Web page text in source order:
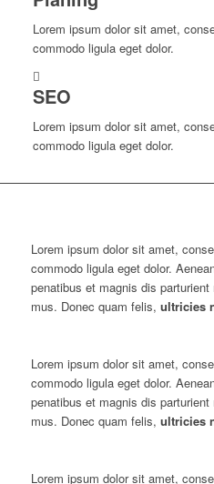
Lorem ipsum dolor sit amet,
commodo ligula eget dolor.
SEO
Lorem ipsum dolor sit amet,
commodo ligula eget dolor.
Lorem ipsum dolor sit amet,
commodo ligula eget dolor.
penatibus et magnis dis
mus. Donec quam felis, ultricies
Lorem ipsum dolor sit amet,
commodo ligula eget dolor.
penatibus et magnis dis
mus. Donec quam felis, ultricies
Lorem ipsum dolor sit amet,